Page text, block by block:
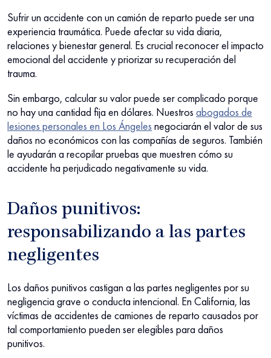
Sufrir un accidente con un camión de reparto puede ser una
experiencia traumática. Puede afectar su vida diaria,
relaciones y bienestar general. Es crucial reconocer el impacto
emocional del accidente y priorizar su recuperación del
trauma.
Sin embargo, calcular su valor puede ser complicado porque
no hay una cantidad fija en dólares. Nuestros abogados de
lesiones personales en Los Ángeles negociarán el valor de sus
daños no económicos con las compañías de seguros. También
le ayudarán a recopilar pruebas que muestren cómo su
accidente ha perjudicado negativamente su vida.
Daños punitivos:
responsabilizando a las partes
negligentes
Los daños punitivos castigan a las partes negligentes por su
negligencia grave o conducta intencional. En California, las
víctimas de accidentes de camiones de reparto causados por
tal comportamiento pueden ser elegibles para daños
punitivos.